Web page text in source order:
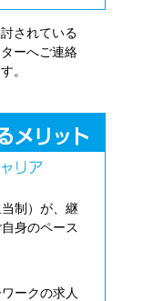
されている
ーへご連絡
。
制）が、継
身のペース
ークの求人